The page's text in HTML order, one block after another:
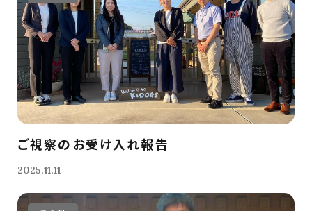
ご視察のお受け入れ報告
2025.11.11